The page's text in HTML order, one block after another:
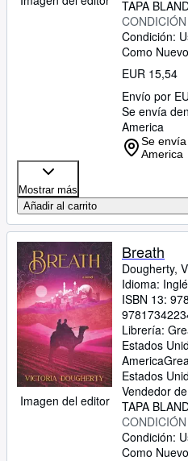
TAPA
CONDICIÓN
Condición:
Como Nuevo
EUR 15,54
Envío por
Se envía
America
Se
America
Mostrar más
Añadir al carrito
Imagen del editor
Breath
Dougherty,
Idioma:
ISBN 13:
Librería:
Estados
America
Estados
Vendedor
TAPA
CONDICIÓN
Condición:
Como Nuevo